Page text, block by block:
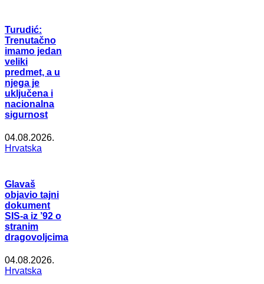
Turudić:
Trenutačno
imamo jedan
veliki
predmet, a u
njega je
uključena i
nacionalna
sigurnost
04.08.2026.
Hrvatska
Glavaš
objavio tajni
dokument
SIS-a iz ’92 o
stranim
dragovoljcima
04.08.2026.
Hrvatska